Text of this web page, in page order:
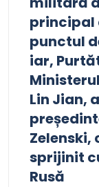
principal
punctul
iar,
Lin Jian,
sprijinit
Rusă